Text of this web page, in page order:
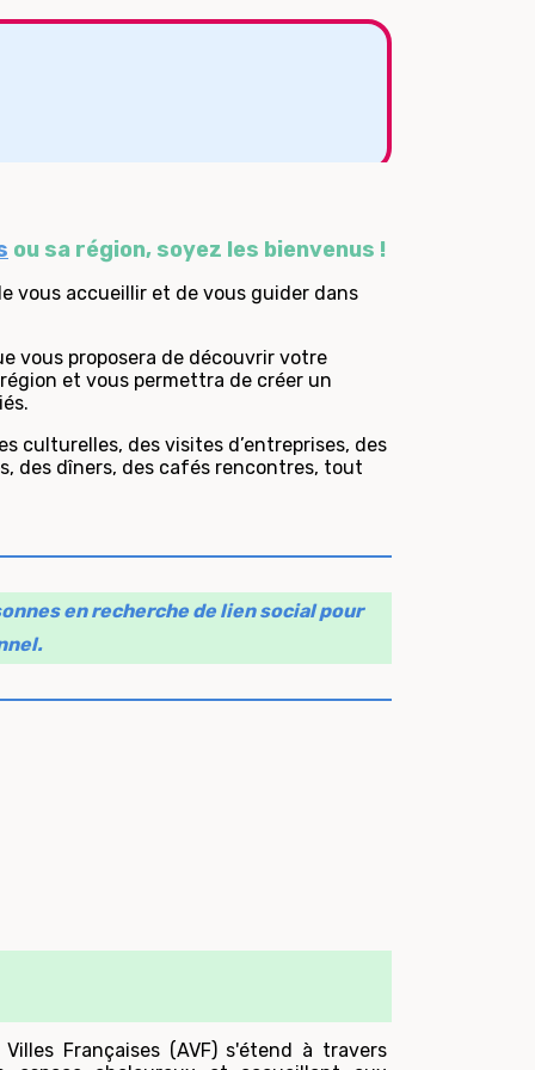
ou sa région, soyez les bienvenus !
vous accueillir et de vous guider dans
vous proposera de découvrir votre
et vous permettra de créer un
culturelles, des visites d’entreprises, des
des dîners, des cafés rencontres, tout
en recherche de lien social pour
Françaises (AVF) s'étend à travers